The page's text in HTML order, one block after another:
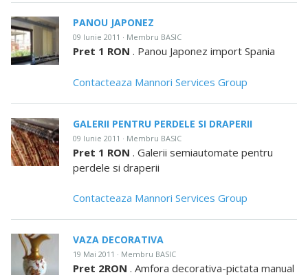
PANOU JAPONEZ
09 Iunie 2011 · Membru BASIC
Pret 1 RON . Panou Japonez import Spania
Contacteaza Mannori Services Group
GALERII PENTRU PERDELE SI DRAPERII
09 Iunie 2011 · Membru BASIC
Pret 1 RON . Galerii semiautomate pentru
perdele si draperii
Contacteaza Mannori Services Group
VAZA DECORATIVA
19 Mai 2011 · Membru BASIC
Pret 2RON . Amfora decorativa-pictata manual